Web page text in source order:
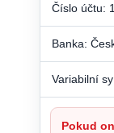
Číslo účtu:
Banka:
Variabilní
Pokud